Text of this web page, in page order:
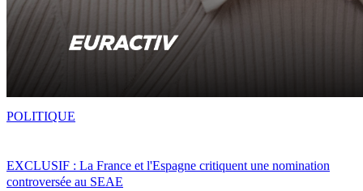
EXCLUSIF : La France et l'Espagne critiquent une nomination
controversée au SEAE
POLITIQUE